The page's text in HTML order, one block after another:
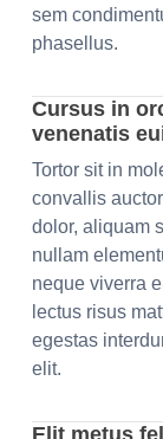
sem
phasellus.
Cursus in
venenatis
Tortor sit in
convallis
dolor, aliquam
nullam
neque viverra
lectus risus
egestas
elit.
Elit metus